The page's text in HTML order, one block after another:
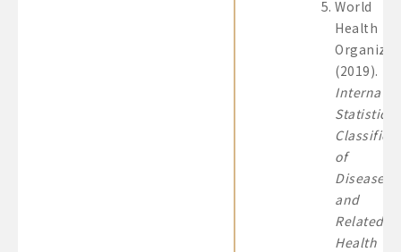
World
Health
(2019).
Statistical
of
Diseases
and
Related
Health